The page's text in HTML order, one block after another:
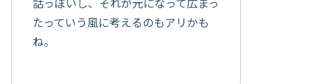
たっていう風に考えるのもアリかも
ね。